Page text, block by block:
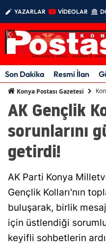
YAZARLAR VİDEOLAR
Son Dakika Resmi İlan
Konya Postası Gazetesi
AK Gençlik
sorunlarını
getirdi!
AK Parti Konya
Gençlik Kolları'nın
buluşarak, birlik
için üstlendiği
keyifli sohbetlerin